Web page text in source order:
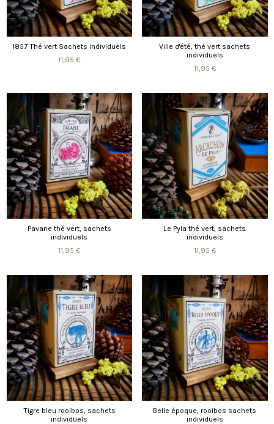
1857 Thé vert Sachets individuels
11,95 €
Ville d'été, thé vert sachets
individuels
11,95 €
Pavane thé vert, sachets
individuels
11,95 €
Le Pyla thé vert, sachets
individuels
11,95 €
Tigre bleu rooibos, sachets
individuels
Belle époque, rooibos sachets
individuels